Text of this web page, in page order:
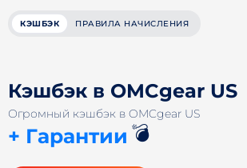
КЭШБЭК ПРАВИЛА НАЧИСЛЕНИЯ
Кэшбэк в OMCgear US
Огромный кэшбэк в OMCgear US
+ Гарантии 💣